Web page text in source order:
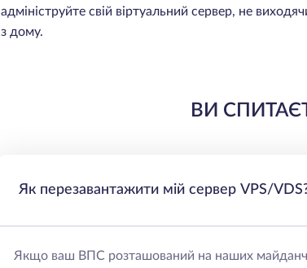
адмініструйте свій віртуальний сервер, не
з дому.
ВИ
Як перезавантажити мій сервер VPS/
Якщо ваш ВПС розташований на наших